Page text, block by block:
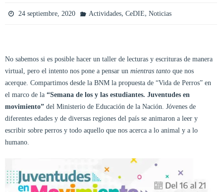
24 septiembre, 2020 Actividades, CeDIE, Noticias
No sabemos si es posible hacer un taller de lecturas y escrituras de manera
virtual, pero el intento nos pone a pensar un mientras tanto que nos
acerque. Compartimos desde la BNM la propuesta de “Vida de Perros” en
el marco de la “Semana de los y las estudiantes. Juventudes en
movimiento” del Ministerio de Educación de la Nación. Jóvenes de
diferentes edades y de diversas regiones del país se animaron a leer y
escribir sobre perros y todo aquello que nos acerca a lo animal y a lo
humano.